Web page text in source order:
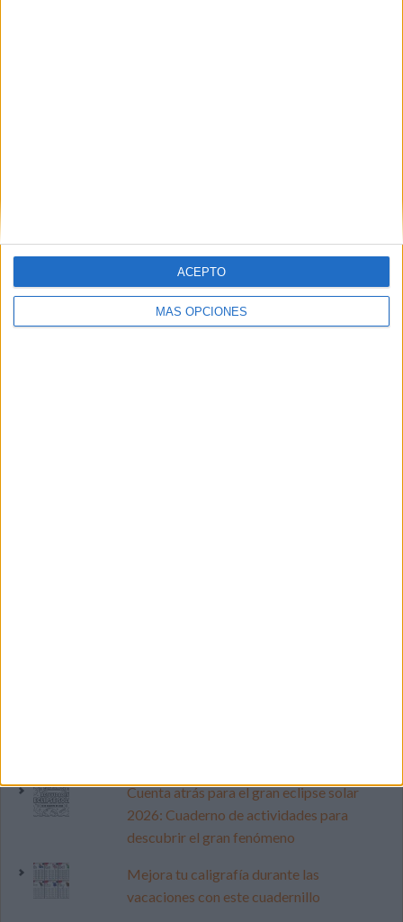
MÁS OPCIONES
ACEPTO
SIGUE NUESTROS TABLEROS EN
Cuenta atrás para el gran eclipse solar
2026: Cuaderno de actividades para
descubrir el gran fenómeno
Mejora tu caligrafía durante las
vacaciones con este cuadernillo